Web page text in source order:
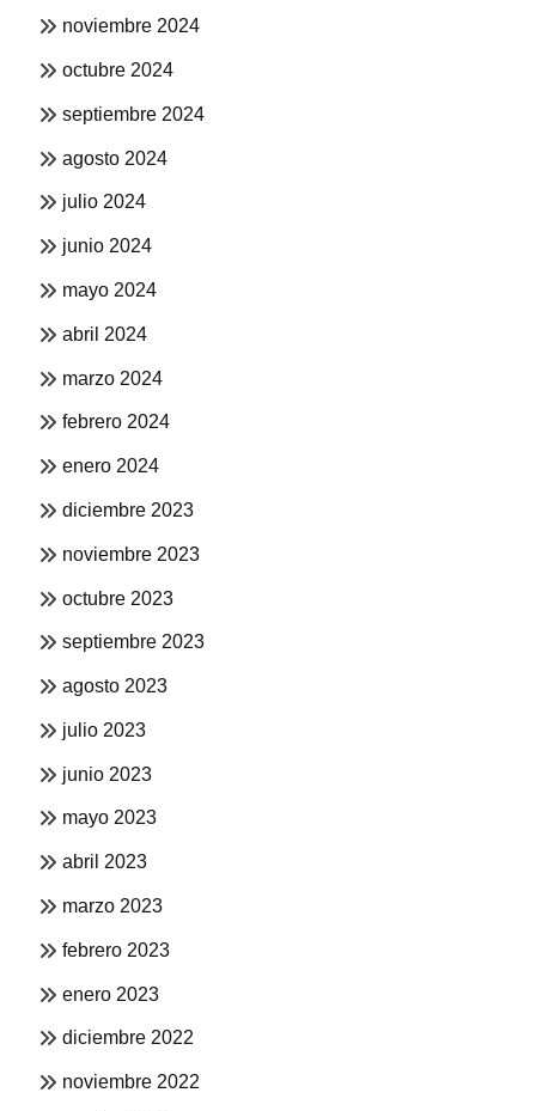
noviembre 2024
octubre 2024
septiembre 2024
agosto 2024
julio 2024
junio 2024
mayo 2024
abril 2024
marzo 2024
febrero 2024
enero 2024
diciembre 2023
noviembre 2023
octubre 2023
septiembre 2023
agosto 2023
julio 2023
junio 2023
mayo 2023
abril 2023
marzo 2023
febrero 2023
enero 2023
diciembre 2022
noviembre 2022